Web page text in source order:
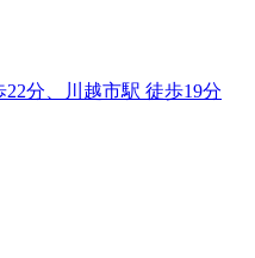
分、川越市駅 徒歩19分